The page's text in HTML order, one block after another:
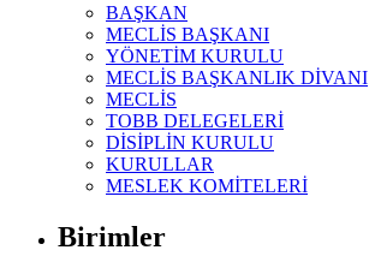
BAŞKAN
MECLİS BAŞKANI
YÖNETİM KURULU
MECLİS BAŞKANLIK DİVANI
MECLİS
TOBB DELEGELERİ
DİSİPLİN KURULU
KURULLAR
MESLEK KOMİTELERİ
Birimler